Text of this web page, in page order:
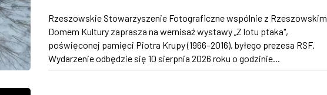
Rzeszowskie Stowarzyszenie Fotograficzne wspólnie z Rzeszowskim
Domem Kultury zaprasza na wernisaż wystawy „Z lotu ptaka",
poświęconej pamięci Piotra Krupy (1966–2016), byłego prezesa RSF.
Wydarzenie odbędzie się 10 sierpnia 2026 roku o godzinie...